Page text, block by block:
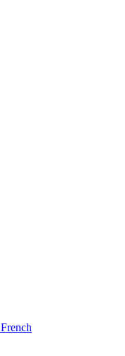
French